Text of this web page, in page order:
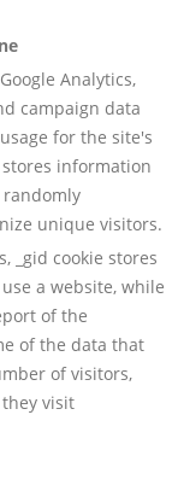
Analytics,
campaign data
for the site's
information
randomly
unique visitors.
_gid cookie stores
a website, while
of the
of the data that
of visitors,
visit